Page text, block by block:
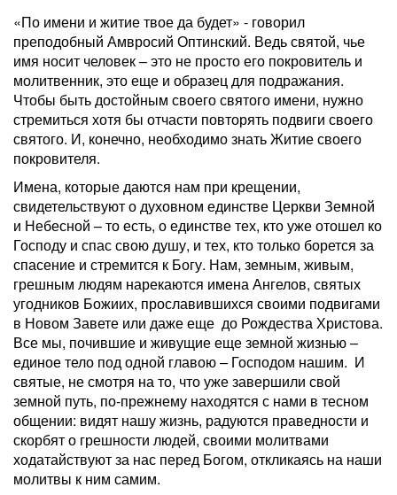
«По имени и житие твое да будет» - говорил
преподобный Амвросий Оптинский. Ведь святой, чье
имя носит человек – это не просто его покровитель и
молитвенник, это еще и образец для подражания.
Чтобы быть достойным своего святого имени, нужно
стремиться хотя бы отчасти повторять подвиги своего
святого. И, конечно, необходимо знать Житие своего
покровителя.
Имена, которые даются нам при крещении,
свидетельствуют о духовном единстве Церкви Земной
и Небесной – то есть, о единстве тех, кто уже отошел ко
Господу и спас свою душу, и тех, кто только борется за
спасение и стремится к Богу. Нам, земным, живым,
грешным людям нарекаются имена Ангелов, святых
угодников Божиих, прославившихся своими подвигами
в Новом Завете или даже еще до Рождества Христова.
Все мы, почившие и живущие еще земной жизнью –
единое тело под одной главою – Господом нашим. И
святые, не смотря на то, что уже завершили свой
земной путь, по-прежнему находятся с нами в тесном
общении: видят нашу жизнь, радуются праведности и
скорбят о грешности людей, своими молитвами
ходатайствуют за нас перед Богом, откликаясь на наши
молитвы к ним самим.